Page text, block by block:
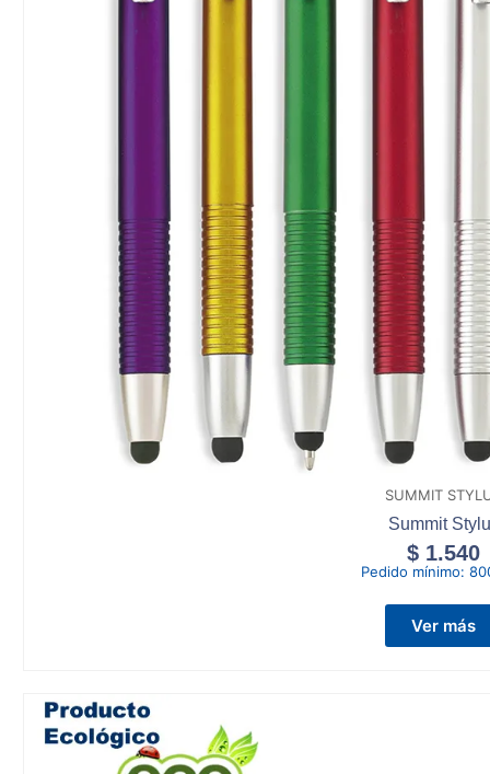
SUMMIT
Summit
$ 1.540
Pedido mínimo:
Ver más